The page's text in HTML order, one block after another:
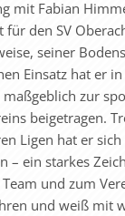
mit Fabian
für den SV
seiner
Einsatz hat er in
maßgeblich zur
beigetragen.
Ligen hat er
– ein starkes
und zum
und weiß mit